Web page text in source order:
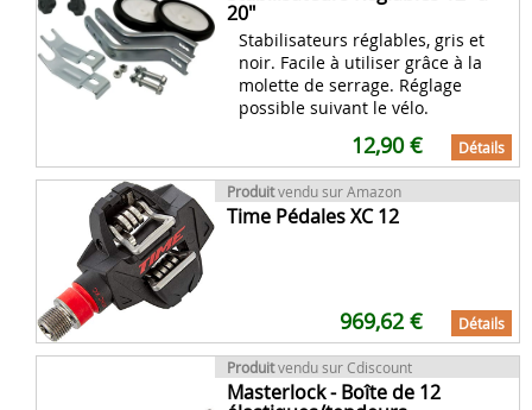
20"
Stabilisateurs réglables, gris et
noir. Facile à utiliser grâce à la
molette de serrage. Réglage
possible suivant le vélo.
12,90 € Détails
Produitvendu sur Amazon
Time Pédales XC 12
969,62 € Détails
Produitvendu sur Cdiscount
Masterlock - Boîte de 12